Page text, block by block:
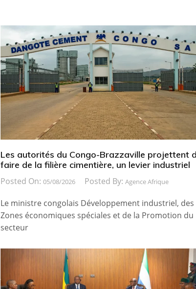
Les autorités du Congo-Brazzaville projettent
faire de la filière cimentière, un levier industriel
Posted On: 05/08/2026 Posted By: Agence Afrique
Le ministre congolais Développement industriel, des
Zones économiques spéciales et de la Promotion du
secteur